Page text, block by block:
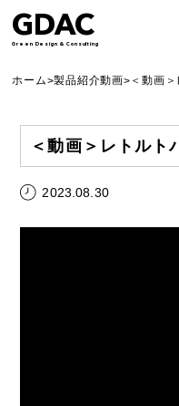
GDAC
Green Design & Consulting
ホーム>製品紹介動画> ＜動画
＜動画＞レトルト
2023.08.30